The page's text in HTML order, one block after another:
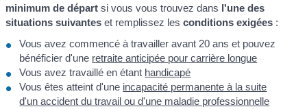
minimum de départ si vous vous trouvez dans l'une des
situations suivantes et remplissez lesconditions exigées :
Vous avez commencé à travailler avant 20 ans et pouvez
bénéficier d'une retraite anticipée pour carrière longue
Vous avez travaillé en étant handicapé
Vous êtes atteint d'une incapacité permanente à la suite
d'un accident du travail ou d'une maladie professionnelle